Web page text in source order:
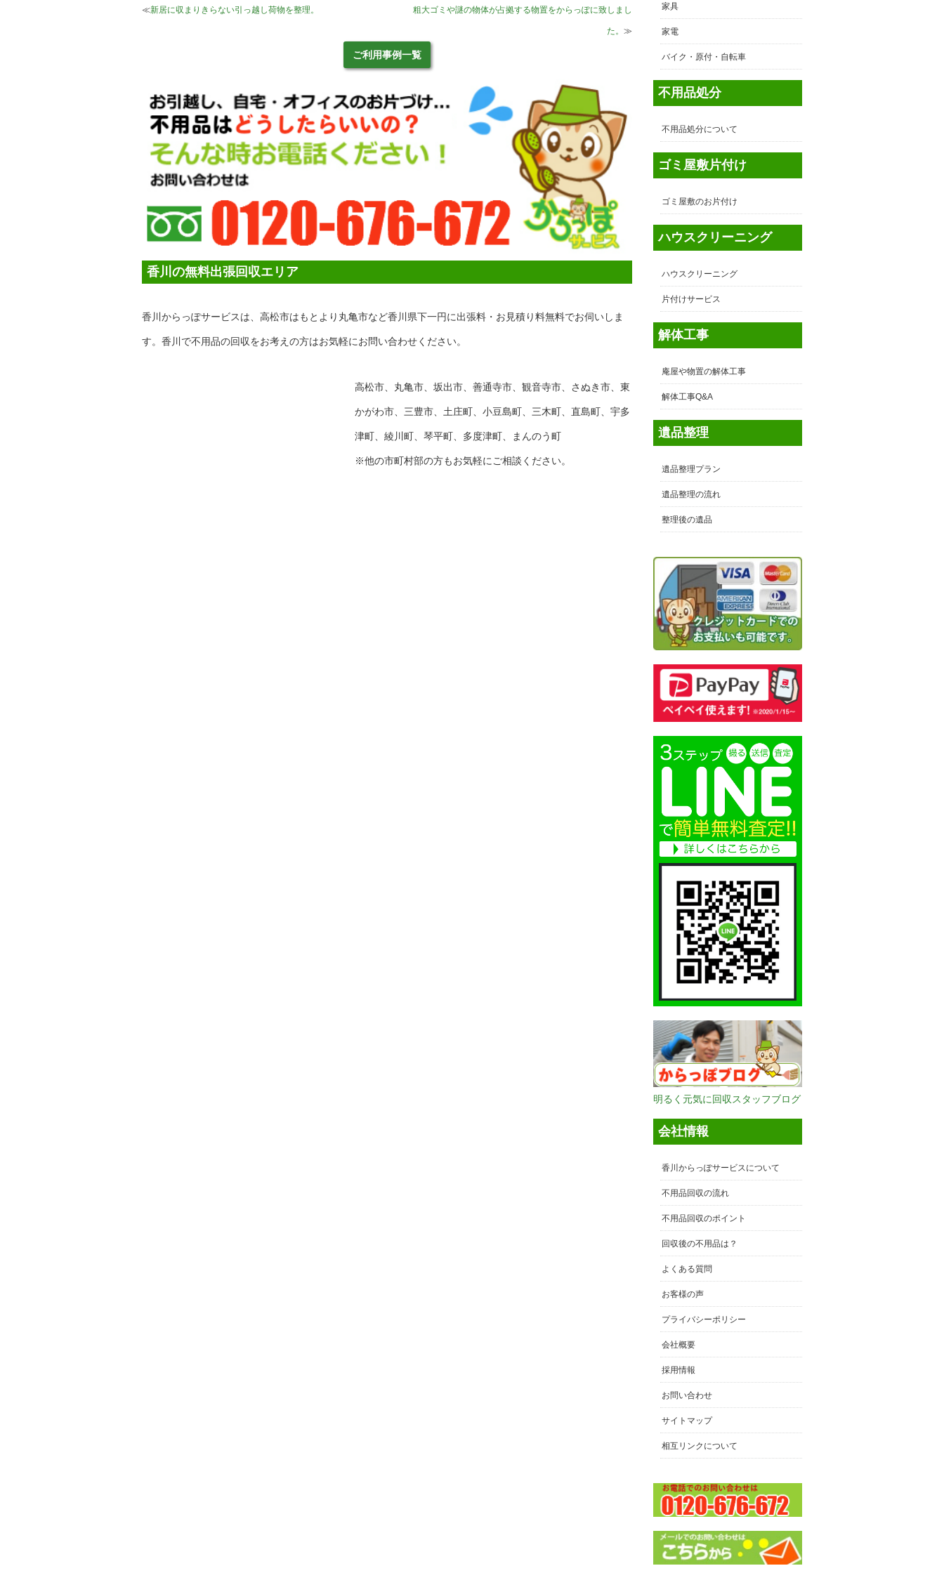
≪新居に収まりきらない引っ越し荷物を整理。 粗大ゴミや謎の物体が占拠する物置をからっぽに致しまし
た。 ≫
ご利用事例一覧
香川の無料出張回収エリア
香川からっぽサービスは、高松市はもとより丸亀市など香川県下一円に出張料・お見積り料無料でお伺いしま
す。香川で不用品の回収をお考えの方はお気軽にお問い合わせください。
高松市、丸亀市、坂出市、善通寺市、観音寺市、さぬき市、東
かがわ市、三豊市、土庄町、小豆島町、三木町、直島町、宇多
津町、綾川町、琴平町、多度津町、まんのう町
※他の市町村部の方もお気軽にご相談ください。
家具
家電
バイク・原付・自転車
不用品処分
不用品処分について
ゴミ屋敷片付け
ゴミ屋敷のお片付け
ハウスクリーニング
ハウスクリーニング
片付けサービス
解体工事
庵屋や物置の解体工事
解体工事Q&A
遺品整理
遺品整理プラン
遺品整理の流れ
整理後の遺品
明るく元気に回収スタッフブログ
会社情報
香川からっぽサービスについて
不用品回収の流れ
不用品回収のポイント
回収後の不用品は？
よくある質問
お客様の声
プライバシーポリシー
会社概要
採用情報
お問い合わせ
サイトマップ
相互リンクについて